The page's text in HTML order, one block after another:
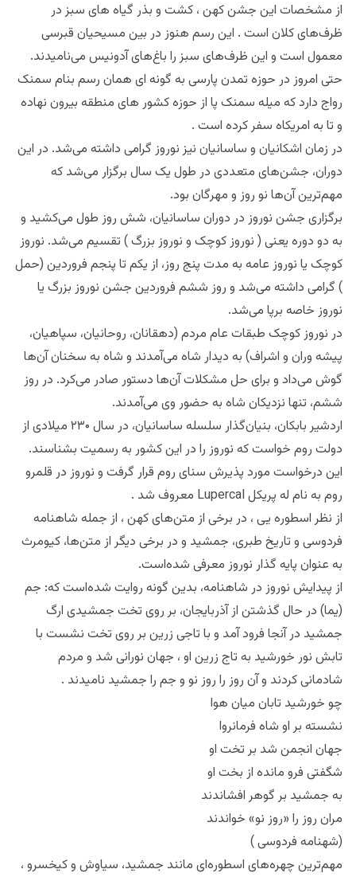
از مشخصات این جشن کهن ، کشت و بذر گیاه های سبز در
ظرف‌های کلان است . این رسم هنوز در بین مسیحیان قبرسی
معمول است و این ظرف‌های سبز را باغ‌های آدونیس می‌نامیدند.
حتی امروز در حوزه تمدن پارسی به گونه ای همان رسم بنام سمنک
رواج دارد که میله سمنک پا از حوزه کشور های منطقه بیرون نهاده
و تا به امریکاه سفر کرده است .
در زمان اشکانیان و ساسانیان نیز نوروز گرامی داشته می‌شد. در این
دوران، جشن‌های متعددی در طول یک سال برگزار می‌شد که
مهم‌ترین آن‌ها نو روز و مهرگان بود.
برگزاری جشن نوروز در دوران ساسانیان، شش روز طول می‌کشید و
به دو دوره یعنی ( نوروز کوچک و نوروز بزرگ ) تقسیم می‌شد. نوروز
کوچک یا نوروز عامه به مدت پنج روز، از یکم تا پنجم فروردین (حمل
) گرامی داشته می‌شد و روز ششم فروردین جشن نوروز بزرگ یا
نوروز خاصه برپا می‌شد.
در نوروز کوچک طبقات عام مردم (دهقانان، روحانیان، سپاهیان،
پیشه‌ وران و اشراف) به دیدار شاه می‌آمدند و شاه به سخنان آن‌ها
گوش می‌داد و برای حل مشکلات آن‌ها دستور صادر می‌کرد. در روز
ششم، تنها نزدیکان شاه به حضور وی می‌آمدند.
اردشیر بابکان، بنیان‌گذار سلسله ساسانیان، در سال ۲۳۰ میلادی از
دولت روم خواست که نوروز را در این کشور به رسمیت بشناسند.
این درخواست مورد پذیرش سنای روم قرار گرفت و نوروز در قلمرو
روم به نام له پریکل Lupercal معروف شد .
از نظر اسطوره یی ، در برخی از متن‌های کهن ، از جمله شاهنامه
فردوسی و تاریخ طبری، جمشید و در برخی دیگر از متن‌ها، کیومرث
به عنوان پایه‌ گذار نوروز معرفی شده‌است.
از پیدایش نوروز در شاهنامه، بدین گونه روایت شده‌است که: جم
(یما) در حال گذشتن از آذربایجان، بر روی تخت جمشیدی ارگ
جمشید در آنجا فرود آمد و با تاجی زرین بر روی تخت نشست با
تابش نور خورشید به تاج زرین او ، جهان نورانی شد و مردم
شادمانی کردند و آن روز را روز نو و جم را جمشید نامیدند .
چو خورشید تابان میان هوا
نشسته بر او شاه فرمانروا
جهان انجمن شد بر تخت او
شگفتی فرو مانده از بخت او
به جمشید بر گوهر افشاندند
مران روز را «روز نو» خواندند
(شهنامه فردوسی )
مهم‌ترین چهره‌های اسطوره‌ای مانند جمشید، سیاوش و کیخسرو ،